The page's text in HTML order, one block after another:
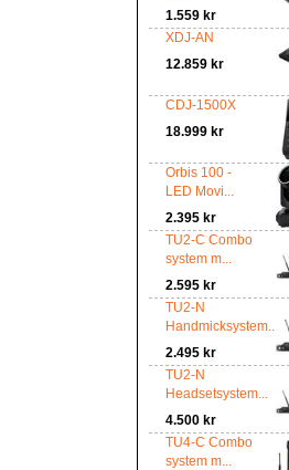
1.559 kr
XDJ-AN
12.859 kr
CDJ-1500X
18.999 kr
Orbis 100 -
LED Movi...
2.395 kr
TU2-C Combo
system m...
2.595 kr
TU2-N
Handmicksystem...
2.495 kr
TU2-N
Headsetsystem...
4.500 kr
TU4-C Combo
system m...